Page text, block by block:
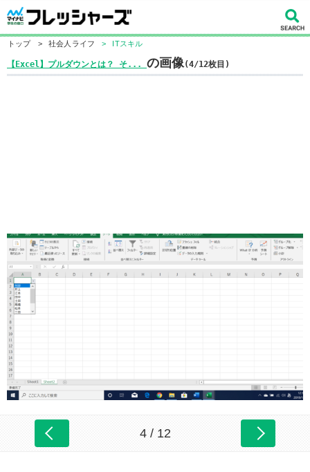
トップ > 社会人ライフ > ITスキル
【Excel】プルダウンとは？ そ... の画像(4/12枚目)
4 / 12